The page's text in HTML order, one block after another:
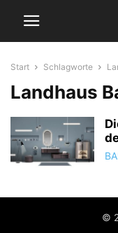
Start Schlagworte
Landhaus
©